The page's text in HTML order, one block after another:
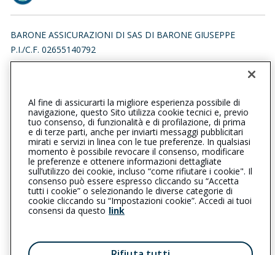
BARONE ASSICURAZIONI DI SAS DI BARONE GIUSEPPE
P.I./C.F. 02655140792
TRAVERSA XI DI VIA TONDO, 89861 TROPEA (VV)
096361888 096361888
tropeatondo@cattolica.it
barone.assicurazioni@pec.it
L’intermediario è soggetto al controllo dell’IVASS. Consulta il
Registro RUI al seguentelink
Privacy | Cookie | Il Gruppo Generali
Al fine di assicurarti la migliore esperienza possibile di
navigazione, questo Sito utilizza cookie tecnici e, previo
tuo consenso, di funzionalità e di profilazione, di prima
e di terze parti, anche per inviarti messaggi pubblicitari
mirati e servizi in linea con le tue preferenze. In qualsiasi
momento è possibile revocare il consenso, modificare
le preferenze e ottenere informazioni dettagliate
sull’utilizzo dei cookie, incluso “come rifiutare i cookie". Il
consenso può essere espresso cliccando su “Accetta
tutti i cookie” o selezionando le diverse categorie di
cookie cliccando su “Impostazioni cookie”. Accedi ai tuoi
consensi da questo link